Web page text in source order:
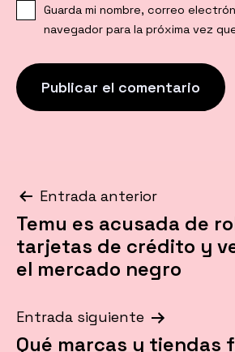
Guarda mi nombre, correo
navegador para la próxima vez
Navegación
de
entradas
Entrada anterior
Temu es acusada de
tarjetas de crédito y
el mercado negro
Entrada siguiente
Qué marcas y tiendas